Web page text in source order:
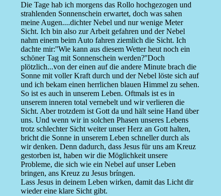
Die Tage hab ich morgens das Rollo hochgezogen und
strahlenden Sonnenschein erwartet, doch was sahen
meine Augen....dichter Nebel und nur wenige Meter
Sicht. Ich bin also zur Arbeit gefahren und der Nebel
nahm einem beim Auto fahren ziemlich die Sicht. Ich
dachte mir:''Wie kann aus diesem Wetter heut noch ein
schöner Tag mit Sonnenschein werden?''Doch
plötzlich...von der einen auf die andere Minute brach die
Sonne mit voller Kraft durch und der Nebel löste sich auf
und ich bekam einen herrlichen blauen Himmel zu sehen.
So ist es auch in unserem Leben. Oftmals ist es in
unserem inneren total vernebelt und wir verlieren die
Sicht. Aber trotzdem ist Gott da und hält seine Hand über
uns. Und wenn wir in solchen Phasen unseres Lebens
trotz schlechter Sicht weiter unser Herz an Gott halten,
bricht die Sonne in unserem Leben schneller durch als
wir denken. Denn dadurch, dass Jesus für uns am Kreuz
gestorben ist, haben wir die Möglichkeit unsere
Probleme, die sich wie ein Nebel auf unser Leben
bringen, ans Kreuz zu Jesus bríngen.
Lass Jesus in deinem Leben wirken, damit das Licht dir
wieder eine klare Sicht gibt.